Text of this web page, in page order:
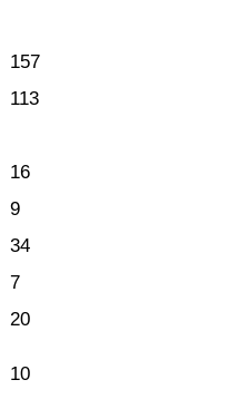
157
113
16
9
34
7
20
10